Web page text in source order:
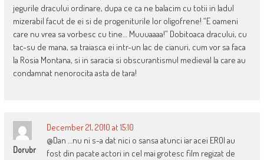
jegurile dracului ordinare, dupa ce ca ne balacim cu totii in Iadul
mizerabil facut de ei si de progeniturile lor oligofrene! “E oameni
care nu vrea sa vorbesc cu tine… Muuuaaaa!” Dobitoaca dracului, cu
tac-su de mana, sa traiasca ei intr-un lac de cianuri, cum vor sa faca
la Rosia Montana, si in saracia si obscurantismul medieval la care au
condamnat nenorocita asta de tara!
Dorubr
December 21, 2010 at 15:10
@Dan …nu ni s-a dat nici o sansa atunci iar acei EROI au
fost din pacate actori in cel mai grotesc film regizat de